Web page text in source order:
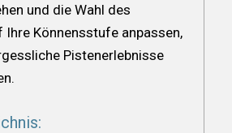
und die Wahl des
Ihre Könnensstufe anpassen,
Pistenerlebnisse